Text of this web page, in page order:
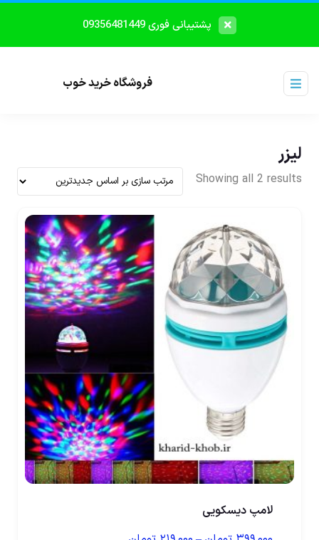
پشتیبانی فوری 09356481449
فروشگاه خرید خوب
لیزر
Showing all 2 results
لامپ دیسکویی